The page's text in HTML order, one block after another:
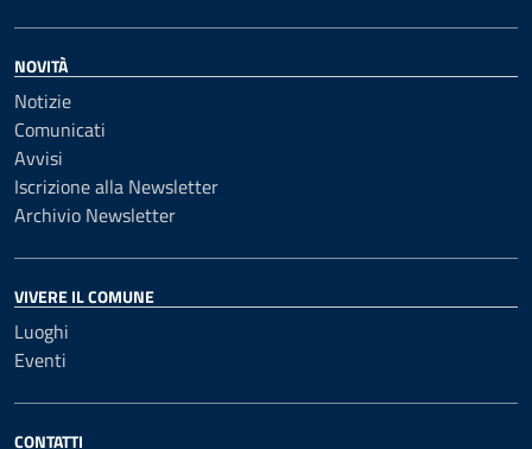
NOVITÀ
Notizie
Comunicati
Avvisi
Iscrizione alla Newsletter
Archivio Newsletter
VIVERE IL COMUNE
Luoghi
Eventi
CONTATTI